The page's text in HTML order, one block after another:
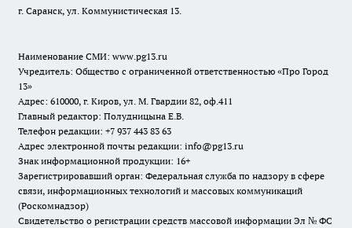
г. Саранск, ул. Коммунистическая 13.
Наименование СМИ: www.pg13.ru
Учредитель: Общество с ограниченной ответственностью «Про Город
13»
Адрес: 610000, г. Киров, ул. М. Гвардии 82, оф.411
Главный редактор: Полудницына Е.В.
Телефон редакции: +7 937 443 83 63
Адрес электронной почты редакции: info@pg13.ru
Знак информационной продукции: 16+
Зарегистрировавший орган: Федеральная служба по надзору в сфере
связи, информационных технологий и массовых коммуникаций
(Роскомнадзор)
Свидетельство о регистрации средств массовой информации Эл № ФС